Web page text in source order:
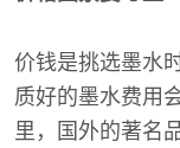
价钱是挑选墨水
质好的墨水费用
里，国外的著名